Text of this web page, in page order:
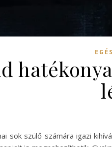
sok szülő számára igazi